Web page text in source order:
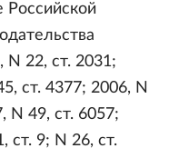
Российской
N 22, ст. 2031;
ст. 4377; 2006, N
N 49, ст. 6057;
ст. 9; N 26, ст.